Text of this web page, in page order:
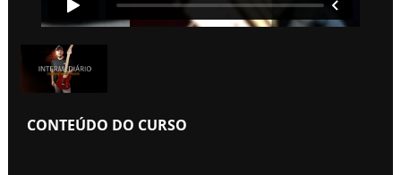
CONTEÚDO DO CURSO